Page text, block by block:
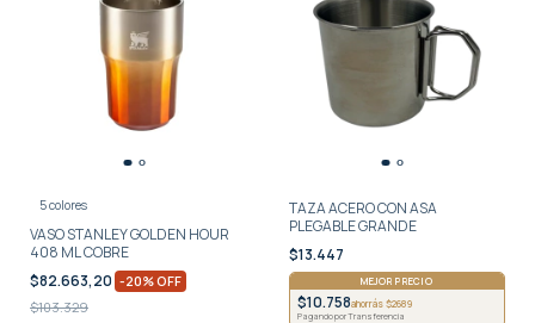
5 colores
VASO STANLEY GOLDEN HOUR
408 ML COBRE
$82.663,20 -20%OFF
$103.329
TAZA ACERO CON ASA
PLEGABLE GRANDE
$13.447
MEJOR PRECIO
$10.758ahorrás $2689
Pagando por Transferencia